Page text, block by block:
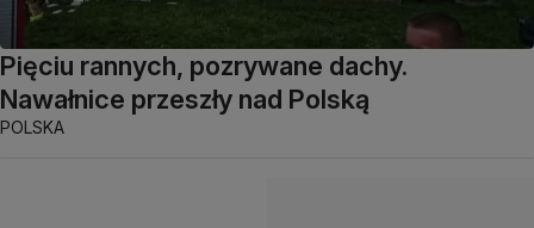
Pięciu rannych, pozrywane dachy.
Nawałnice przeszły nad Polską
POLSKA